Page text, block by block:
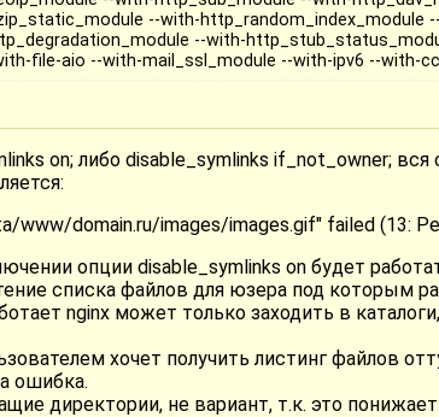
--with-http_random_index_module
--with-
file-aio --with-mail_ssl_module --with-ipv6 --with-
on; либо disable_symlinks if_not_owner; вся
domain.ru/images/images.gif" failed (13:
опции disable_symlinks on будет
списка файлов для юзера под которым
nginx может только заходить в
хочет получить листинг файлов
ошибка.
директории, не вариант, т.к. это понижает